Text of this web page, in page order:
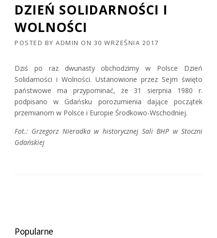
DZIEŃ SOLIDARNOŚCI I
WOLNOŚCI
POSTED BY ADMIN ON 30 WRZEŚNIA 2017
Dziś po raz dwunasty obchodzimy w Polsce Dzień
Solidarności i Wolności. Ustanowione przez Sejm święto
państwowe ma przypominać, że 31 sierpnia 1980 r.
podpisano w Gdańsku porozumienia dające początek
przemianom w Polsce i Europie Środkowo-Wschodniej.
Fot.: Grzegorz Nieradka w historycznej Sali BHP w Stoczni
Gdańskiej
Popularne